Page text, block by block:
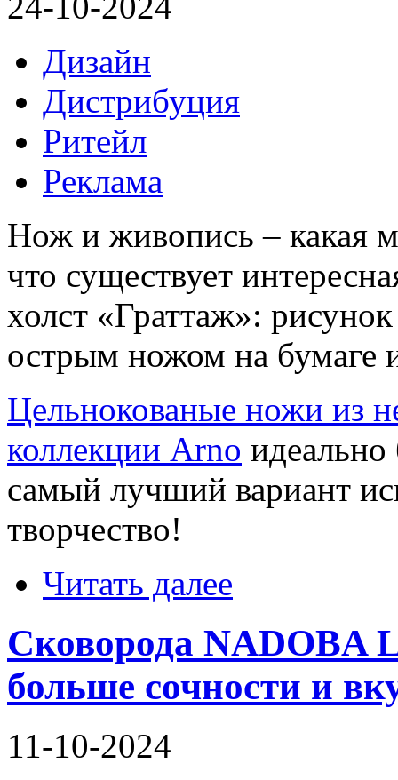
Дизайн
Дистрибуция
Ритейл
Реклама
Нож и живопись – какая
что существует
холст «Граттаж»:
острым ножом на бумаге
Цельнокованые ножи из
коллекции Arno
самый лучший вариант
творчество!
Читать далее
Сковорода NADOBA
больше сочности и
11-10-2024